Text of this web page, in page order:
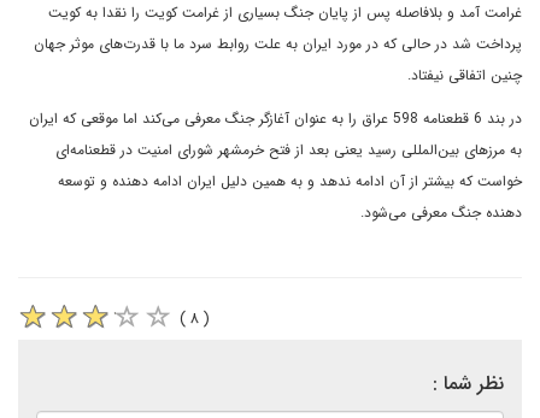
غرامت آمد و بلافاصله پس از پايان جنگ بسيارى از غرامت کويت را نقدا به کويت
پرداخت شد در حالى که در مورد ايران به علت روابط سرد ما با قدرت‌هاى موثر جهان
چنين اتفاقى نيفتاد.
در بند 6 قطعنامه 598 عراق را به عنوان آغازگر جنگ معرفى مى‌کند اما موقعى که ايران
به مرزهاى بين‌المللى رسيد يعنى بعد از فتح خرمشهر شوراى امنيت در قطعنامه‌اى
خواست که بيشتر از آن ادامه ندهد و به همين دليل ايران ادامه دهنده و توسعه
دهنده جنگ معرفى مى‌شود.
( ۸ )
نظر شما :